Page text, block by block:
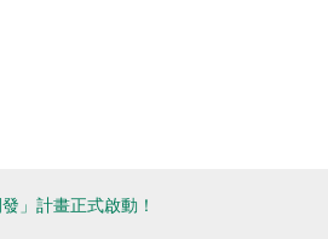
」計畫正式啟動！